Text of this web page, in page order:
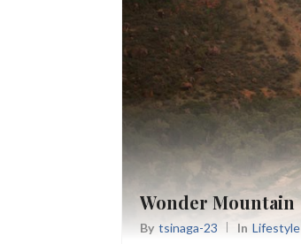
Wonder Mountain
By Tsinaga-23 In Lifestyle